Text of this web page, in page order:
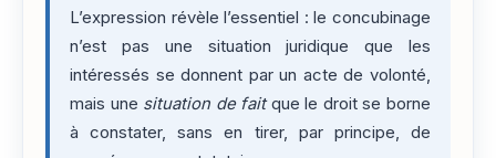
L’expression révèle l’essentiel : le concubinage
n’est pas une situation juridique que les
intéressés se donnent par un acte de volonté,
mais une situation de faitque le droit se borne
à constater, sans en tirer, par principe, de